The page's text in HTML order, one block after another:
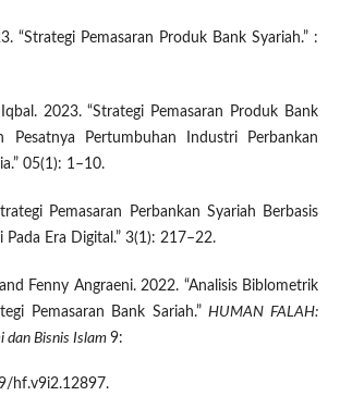
“Strategi Pemasaran Produk Bank Syariah.” :
2023. “Strategi Pemasaran Produk Bank
Pesatnya Pertumbuhan Industri Perbankan
05(1): 1–10.
Pemasaran Perbankan Syariah Berbasis
Pada Era Digital.” 3(1): 217–22.
Fenny Angraeni. 2022. “Analisis Biblometrik
Pemasaran Bank Sariah.”HUMAN FALAH:
dan Bisnis Islam 9:
hf.v9i2.12897.